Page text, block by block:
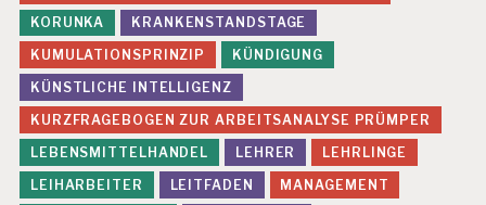
KORUNKA
KRANKENSTANDSTAGE
KUMULATIONSPRINZIP
KÜNDIGUNG
KÜNSTLICHE INTELLIGENZ
KURZFRAGEBOGEN ZUR ARBEITSANALYSE PRÜMPER
LEBENSMITTELHANDEL
LEHRER
LEHRLINGE
LEIHARBEITER
LEITFADEN MANAGEMENT